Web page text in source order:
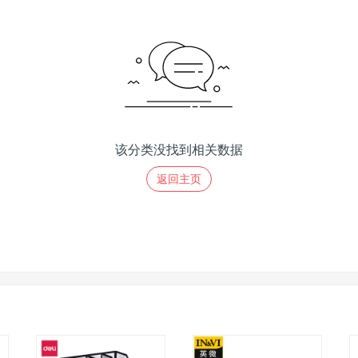
该分类没找到相关数据
返回主页